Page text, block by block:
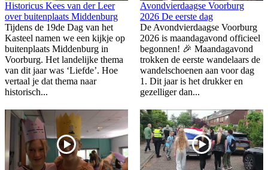
Historicus Kees van der Leer
over buitenplaats Middenburg
Tijdens de 19de Dag van het
Kasteel namen we een kijkje op
buitenplaats Middenburg in
Voorburg. Het landelijke thema
van dit jaar was ‘Liefde’. Hoe
vertaal je dat thema naar
historisch...
Avondvierdaagse Voorburg
2026 De eerste dag
De Avondvierdaagse Voorburg
2026 is maandagavond officieel
begonnen! 🎉 Maandagavond
trokken de eerste wandelaars de
wandelschoenen aan voor dag
1. Dit jaar is het drukker en
gezelliger dan...